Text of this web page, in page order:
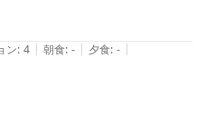
ン: 4 | 朝食: - | 夕食: - |